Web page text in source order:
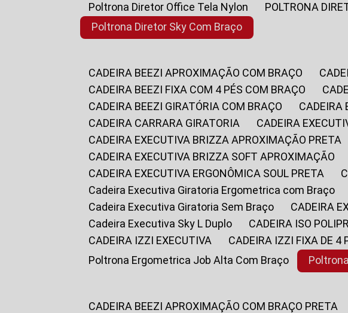
Poltrona Diretor Office Tela Nylon
POLTRONA
Poltrona Diretor Sky Com Braço
CADEIRA BEEZI APROXIMAÇÃO COM BRAÇO
CADEIRA BEEZI FIXA COM 4 PÉS COM BRAÇO
CADEIRA BEEZI GIRATÓRIA COM BRAÇO
CADEIRA CARRARA GIRATORIA
CADEIRA
CADEIRA EXECUTIVA BRIZZA APROXIMAÇÃO PRETA
CADEIRA EXECUTIVA BRIZZA SOFT APROXIMAÇÃO
CADEIRA EXECUTIVA ERGONÔMICA SOUL PRETA
Cadeira Executiva Giratoria Ergometrica com Braço
Cadeira Executiva Giratoria Sem Braço
CADEIRA
Cadeira Executiva Sky L Duplo
CADEIRA ISO
CADEIRA IZZI EXECUTIVA
CADEIRA IZZI FIXA DE 4
Poltrona Ergometrica Job Alta Com Braço
CADEIRA BEEZI APROXIMAÇÃO COM BRAÇO PRETA